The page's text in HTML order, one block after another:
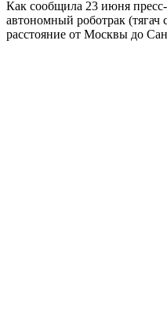
Как сообщила 23 июня пресс-служба «Яндекса», грузовой
автономный роботрак
расстояние от Москвы до